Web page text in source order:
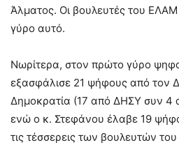
Άλματος. Οι βουλευτές του
γύρο αυτό.
Νωρίτερα, στον πρώτο γύρο
εξασφάλισε 21 ψήφους από τον
Δημοκρατία (17 από ΔΗΣΥ συν 4
ενώ ο κ. Στεφάνου έλαβε 19
τις τέσσερεις των βουλευτών